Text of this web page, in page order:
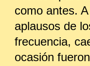
como antes.
aplausos de
frecuencia,
ocasión